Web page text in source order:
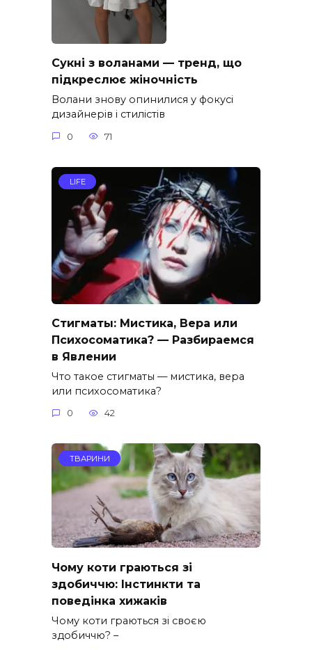
Сукні з воланами — тренд, що
підкреслює жіночність
Волани знову опинилися у фокусі
дизайнерів і стилістів
0 71
LIFE
Стигматы: Мистика, Вера или
Психосоматика? — Разбираемся
в Явлении
Что такое стигматы — мистика, вера
или психосоматика?
0 42
ТВАРИНИ
Чому коти граються зі
здобиччю: Інстинкти та
поведінка хижаків
Чому коти граються зі своєю
здобиччю? –